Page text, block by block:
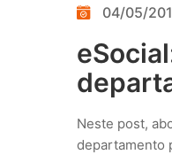
04/05/
Neste post,
departamento